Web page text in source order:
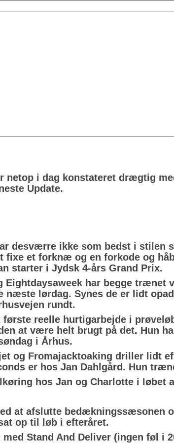
netop i dag konstateret drægtig
Update.
desværre ikke som bedst i stilen
fixe et forknæ og en forkode og
starter i Jydsk 4-års Grand Prix.
Eightdaysaweek har begge trænet
næste lørdag. Synes de er lidt
rundt.
første reelle hurtigarbejde i
at være helt brugt på det. Hun
i Århus.
og Fromajacktoaking driller lidt
er hos Jan Dahlgård. Hun
hos Jan og Charlotte i løbet
at afslutte bedækningssæsonen
op til løb i efteråret.
Stand And Deliver (ingen føl i